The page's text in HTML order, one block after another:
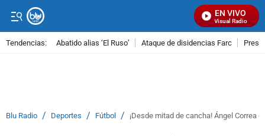
EN VIVO
Señal Visual Radio
Tendencias: Abatido alias ‘El Ruso’ Ataque de disidencias Farc
Blu Radio / Deportes / Fútbol / ¡Desde mitad de cancha! Ángel Correa